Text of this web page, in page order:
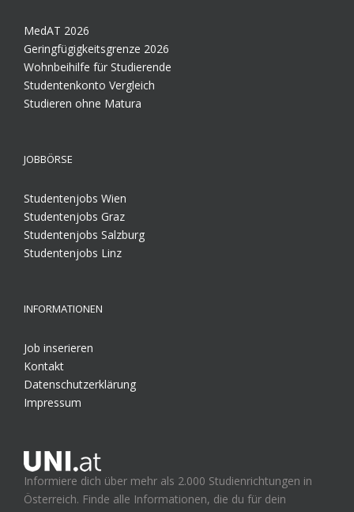
MedAT 2026
Geringfügigkeitsgrenze 2026
Wohnbeihilfe für Studierende
Studentenkonto Vergleich
Studieren ohne Matura
JOBBÖRSE
Studentenjobs Wien
Studentenjobs Graz
Studentenjobs Salzburg
Studentenjobs Linz
INFORMATIONEN
Job inserieren
Kontakt
Datenschutzerklärung
Impressum
Informiere dich über mehr als 2.000 Studienrichtungen in
Österreich. Finde alle Informationen, die du für dein